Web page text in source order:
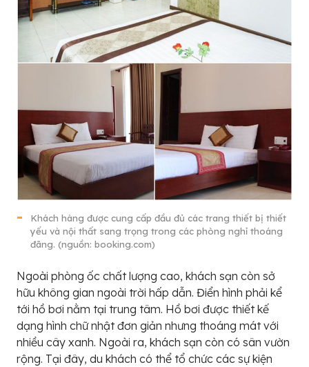
Khách hàng được cung cấp đầu đủ các trang thiết bị thiết
yếu và nội thất sang trọng trong các phòng nghỉ thoáng
đãng. (nguồn: booking.com)
Ngoài phòng ốc chất lượng cao, khách sạn còn sở
hữu không gian ngoài trời hấp dẫn. Điển hình phải kể
tới hồ bơi nằm tại trung tâm. Hồ bơi được thiết kế
dạng hình chữ nhật đơn giản nhưng thoáng mát với
nhiều cây xanh. Ngoài ra, khách sạn còn có sân vườn
rộng. Tại đây, du khách có thể tổ chức các sự kiện